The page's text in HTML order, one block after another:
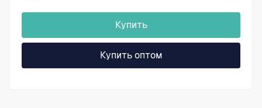
Купить
Купить оптом